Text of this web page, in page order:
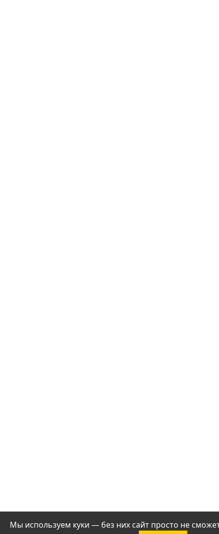
Мы используем куки — без них сайт просто не